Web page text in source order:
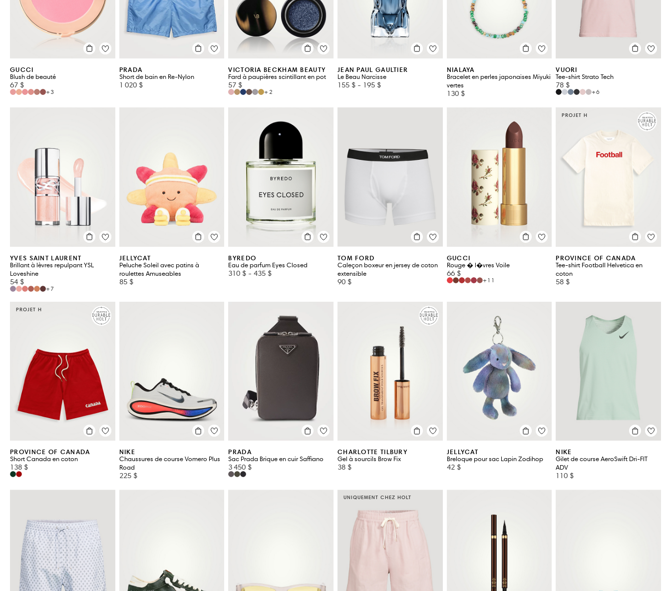
GUCCI
Blush de beauté
67 $
+3
PRADA
Short de bain en Re-Nylon
1 020 $
VICTORIA BECKHAM BEAUTY
Fard à paupières scintillant en pot
57 $
+2
JEAN PAUL GAULTIER
Le Beau Narcisse
155 $ - 195 $
NIALAYA
Bracelet en perles japonaises Miyuki
vertes
130 $
VUORI
Tee-shirt Strato Tech
78 $
+6
YVES SAINT LAURENT
Brillant à lèvres repulpant YSL
Loveshine
54 $
+7
JELLYCAT
Peluche Soleil avec patins à
roulettes Amuseables
85 $
BYREDO
Eau de parfum Eyes Closed
310 $ -435 $
TOM FORD
Caleçon boxeur en jersey de coton
extensible
90 $
GUCCI
Rouge � l�vres Voile
66 $
+11
PROJET H
PROVINCE OF CANADA
Tee-shirt Football Helvetica en
coton
58 $
PROJET H
PROVINCE OF CANADA
Short Canada en coton
138 $
NIKE
Chaussures de course Vomero Plus
Road
225 $
PRADA
Sac Prada Brique en cuir Saffiano
3 450 $
CHARLOTTE TILBURY
Gel à sourcils Brow Fix
38 $
JELLYCAT
Breloque pour sac Lapin Zodihop
42 $
NIKE
Gilet de course AeroSwift Dri-FIT
ADV
110 $
UNIQUEMENT CHEZ HOLT